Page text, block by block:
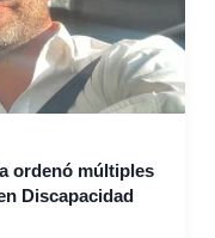
ordenó múltiples
Discapacidad